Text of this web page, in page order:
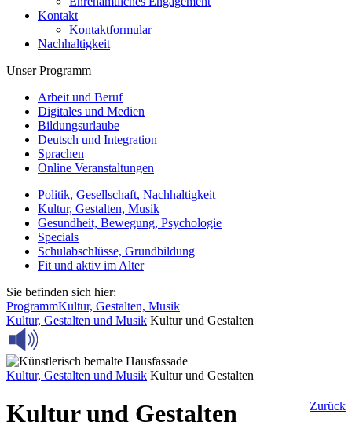
Kontakt
Kontaktformular
Nachhaltigkeit
Unser Programm
Arbeit und Beruf
Digitales und Medien
Bildungsurlaube
Deutsch und Integration
Sprachen
Online Veranstaltungen
Politik, Gesellschaft, Nachhaltigkeit
Kultur, Gestalten, Musik
Gesundheit, Bewegung, Psychologie
Specials
Schulabschlüsse, Grundbildung
Fit und aktiv im Alter
Sie befinden sich hier:
ProgrammKultur, Gestalten, Musik
Kultur, Gestalten und Musik Kultur und Gestalten
Kultur, Gestalten und Musik Kultur und Gestalten
Zurück
Kultur und Gestalten